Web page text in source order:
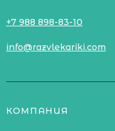
+7 988 898-83-10
info@razvlekariki.com
КОМПАНИЯ